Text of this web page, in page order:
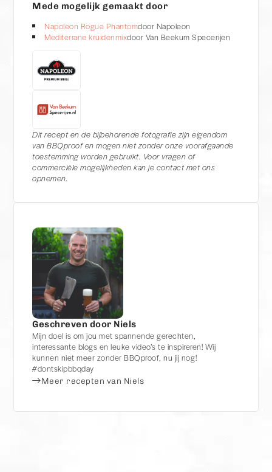
Mede mogelijk gemaakt door
Napoleon Rogue Phantomdoor Napoleon
Mediterrane kruidenmixdoor Van Beekum Specerijen
Dit recept en de bijbehorende fotografie zijn eigendom
van BBQproof en mogen niet zonder onze voorafgaande
toestemming worden gebruikt. Voor vragen of
commerciële mogelijkheden kan je contact met ons
opnemen.
Geschreven door Niels
Mijn doel is om jou met spannende gerechten,
interessante blogs en leuke video’s te inspireren! Wij
kunnen niet meer zonder BBQproof, nu jij nog!
#dontskipbbqday
Meer recepten van Niels